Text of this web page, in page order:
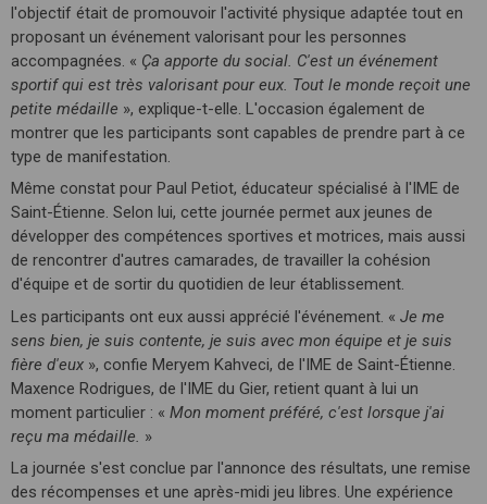
l'objectif était de promouvoir l'activité physique adaptée tout en
proposant un événement valorisant pour les personnes
accompagnées. « Ça apporte du social. C'est un événement
sportif qui est très valorisant pour eux. Tout le monde reçoit une
petite médaille », explique-t-elle. L'occasion également de
montrer que les participants sont capables de prendre part à ce
type de manifestation.
Même constat pour Paul Petiot, éducateur spécialisé à l'IME de
Saint-Étienne. Selon lui, cette journée permet aux jeunes de
développer des compétences sportives et motrices, mais aussi
de rencontrer d'autres camarades, de travailler la cohésion
d'équipe et de sortir du quotidien de leur établissement.
Les participants ont eux aussi apprécié l'événement. « Je me
sens bien, je suis contente, je suis avec mon équipe et je suis
fière d'eux », confie Meryem Kahveci, de l'IME de Saint-Étienne.
Maxence Rodrigues, de l'IME du Gier, retient quant à lui un
moment particulier : « Mon moment préféré, c'est lorsque j'ai
reçu ma médaille. »
La journée s'est conclue par l'annonce des résultats, une remise
des récompenses et une après-midi jeu libres. Une expérience